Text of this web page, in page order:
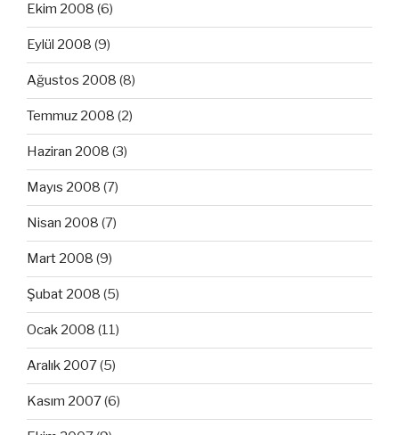
Ekim 2008 (6)
Eylül 2008 (9)
Ağustos 2008 (8)
Temmuz 2008 (2)
Haziran 2008 (3)
Mayıs 2008 (7)
Nisan 2008 (7)
Mart 2008 (9)
Şubat 2008 (5)
Ocak 2008 (11)
Aralık 2007(5)
Kasım 2007(6)